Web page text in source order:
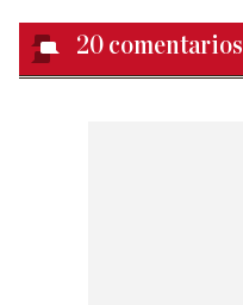
20 comentarios